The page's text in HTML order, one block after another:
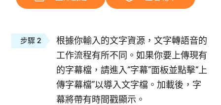
步驟 2
根據你輸入的文字資源，文字轉語音的
工作流程有所不同。如果你要上傳現有
的字幕檔，請進入“字幕”面板並點擊“上
傳字幕檔”以導入文字檔。加載後，字
幕將帶有時間戳顯示。